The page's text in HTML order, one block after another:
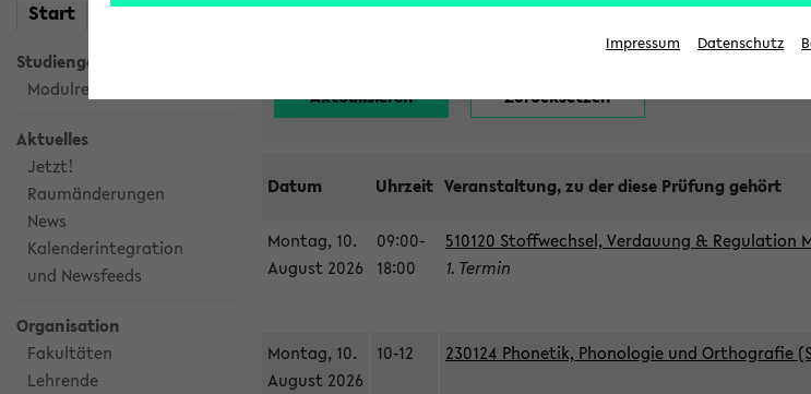
Start meineKVV
Studiengangsauswahl
Modulrecherche
Aktuelles
Jetzt!
Raumänderungen
News
Kalenderintegration
und Newsfeeds
Organisation
Fakultäten
Lehrende
Datum Uhrzeit Veranstaltung, zu der diese Prüfung gehört
Montag, 10.
August 2026
09:00-
18:00
510120 Stoffwechsel, Verdauung & Regulation
1. Termin
Montag, 10.
August 2026
10-12 230124 Phonetik, Phonologie und Orthografie
Impressum Datenschutz